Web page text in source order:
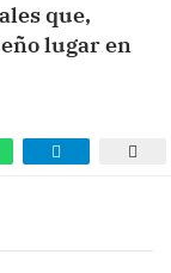
que,
lugar en